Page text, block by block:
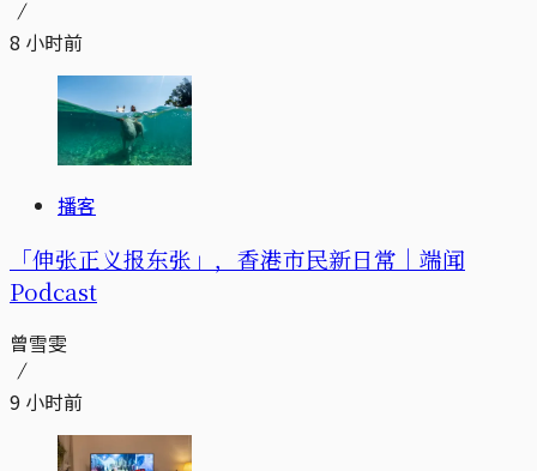
8 小时前
播客
「伸张正义报东张」，香港市民新日常｜端闻
Podcast
曾雪雯
9 小时前